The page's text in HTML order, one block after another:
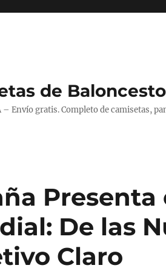
de
– Envío gratis. Completo de camisetas,
De las
Claro